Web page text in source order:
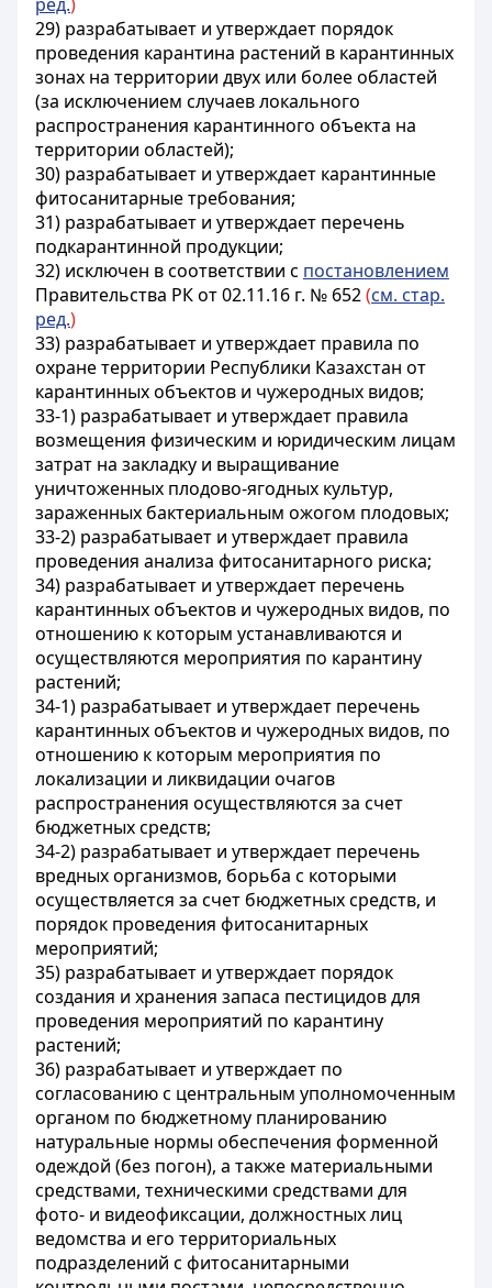
29) разрабатывает и утверждает порядок
проведения карантина растений в карантинных
зонах на территории двух или более областей
(за исключением случаев локального
распространения карантинного объекта на
территории областей);
30) разрабатывает и утверждает карантинные
фитосанитарные требования;
31) разрабатывает и утверждает перечень
подкарантинной продукции;
32) исключен в соответствии с постановлением
Правительства РК от 02.11.16 г. № 652(см. стар.
ред.)
33) разрабатывает и утверждает правила по
охране территории Республики Казахстан от
карантинных объектов и чужеродных видов;
33-1) разрабатывает и утверждает правила
возмещения физическим и юридическим лицам
затрат на закладку и выращивание
уничтоженных плодово-ягодных культур,
зараженных бактериальным ожогом плодовых;
33-2) разрабатывает и утверждает правила
проведения анализа фитосанитарного риска;
34) разрабатывает и утверждает перечень
карантинных объектов и чужеродных видов, по
отношению к которым устанавливаются и
осуществляются мероприятия по карантину
растений;
34-1) разрабатывает и утверждает перечень
карантинных объектов и чужеродных видов, по
отношению к которым мероприятия по
локализации и ликвидации очагов
распространения осуществляются за счет
бюджетных средств;
34-2) разрабатывает и утверждает перечень
вредных организмов, борьба с которыми
осуществляется за счет бюджетных средств, и
порядок проведения фитосанитарных
мероприятий;
35) разрабатывает и утверждает порядок
создания и хранения запаса пестицидов для
проведения мероприятий по карантину
растений;
36) разрабатывает и утверждает по
согласованию с центральным уполномоченным
органом по бюджетному планированию
натуральные нормы обеспечения форменной
одеждой (без погон), а также материальными
средствами, техническими средствами для
фото- и видеофиксации, должностных лиц
ведомства и его территориальных
подразделений с фитосанитарными